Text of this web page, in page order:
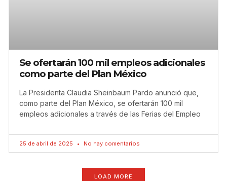
Se ofertarán 100 mil empleos adicionales
como parte del Plan México
La Presidenta Claudia Sheinbaum Pardo anunció que,
como parte del Plan México, se ofertarán 100 mil
empleos adicionales a través de las Ferias del Empleo
25 de abril de 2025 No hay comentarios
LOAD MORE